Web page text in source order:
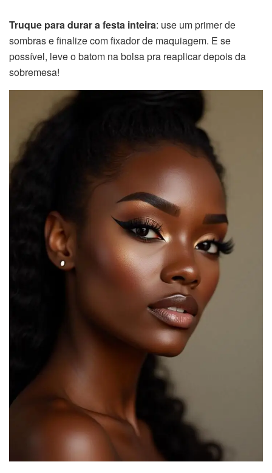
Truque para durar a festa inteira: use um primer de
sombras e finalize com fixador de maquiagem. E se
possível, leve o batom na bolsa pra reaplicar depois da
sobremesa!